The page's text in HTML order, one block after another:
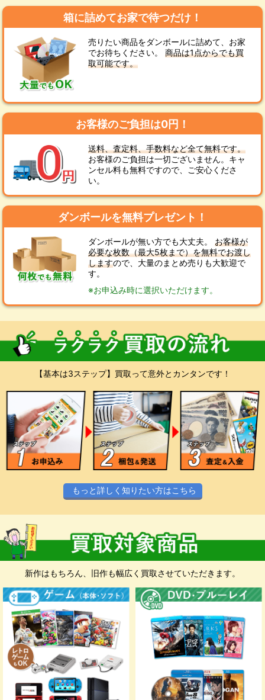
箱に詰めてお家で待つだけ！
売りたい商品をダンボールに詰めて、お家
でお待ちください。商品は1点からでも買
取可能です。
お客様のご負担は0円！
送料、査定料、手数料など全て無料です。
お客様のご負担は一切ございません。キャ
ンセル料も無料ですので、ご安心くださ
い。
ダンボールを無料プレゼント！
ダンボールが無い方でも大丈夫。お客様が
必要な枚数（最大5枚まで）を無料でお渡し
しますので、大量のまとめ売りも大歓迎で
す。
※お申込み時に選択いただけます。
【基本は3ステップ】買取って意外とカンタンです！
もっと詳しく知りたい方はこちら
スマホやPCからお気軽にお申込みくださ
い。 無料集荷、無料ダンボールをご希望の
お申込み前に
入金先確認のため、お手元に銀行口座の情報と身分証明書が分
かるものをご準備いただくと入力に便利です。
※身分証明書は、スマホなどで撮影したものをお申込み時にア
ップロードしていただきます。
新作はもちろん、旧作も幅広く買取させていただきます。